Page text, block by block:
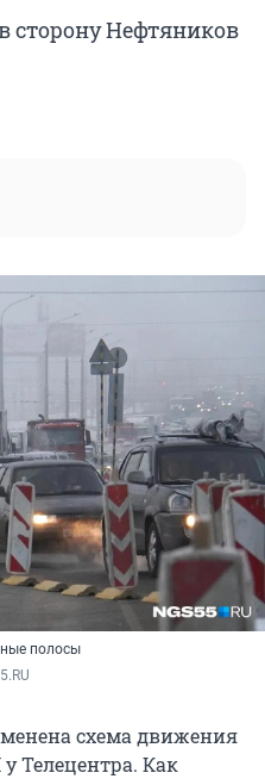
сторону Нефтяников
полосы
схема движения
Телецентра. Как